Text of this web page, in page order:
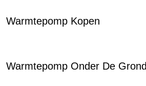
Warmtepomp Kopen
Warmtepomp Onder De Grond